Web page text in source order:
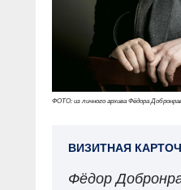
ФОТО: из личного архива Фёдора
ВИЗИТНАЯ
Фёдор